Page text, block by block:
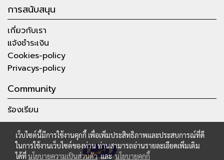
การสนับสนุน
เกี่ยวกับเรา
แจ้งชำระเงิน
Cookies-policy
Privacys-policy
Community
ร้องเรียน
เว็บไซต์นี้มีการใช้งานคุกกี้ เพื่อเพิ่มประสิทธิภาพและประสบการณ์ที่ดี
ในการใช้งานเว็บไซต์ของท่าน ท่านสามารถอ่านรายละเอียดเพิ่มเติม
ได้ที่นโยบายความเป็นส่วนตัวและนโยบายคุกกี้